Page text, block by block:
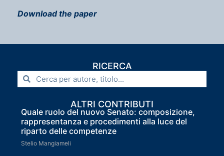
Download the paper
RICERCA
ALTRI CONTRIBUTI
Quale ruolo del nuovo Senato: composizione,
rappresentanza e procedimenti alla luce del
riparto delle competenze
Stelio Mangiameli